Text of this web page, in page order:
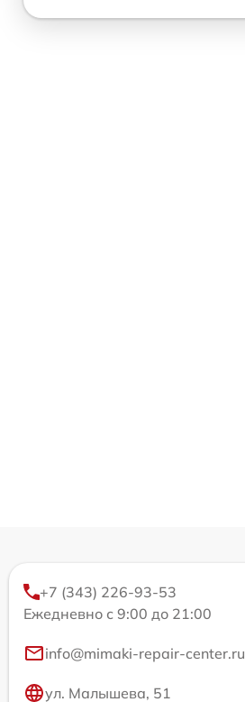
+7 (343) 226-93-53
Ежедневно с 9:00 до 21:00
info@mimaki-repair-center.ru
ул. Малышева, 51